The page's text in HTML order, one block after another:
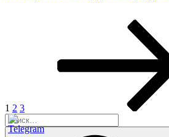
записям
1 2 3
Искать: